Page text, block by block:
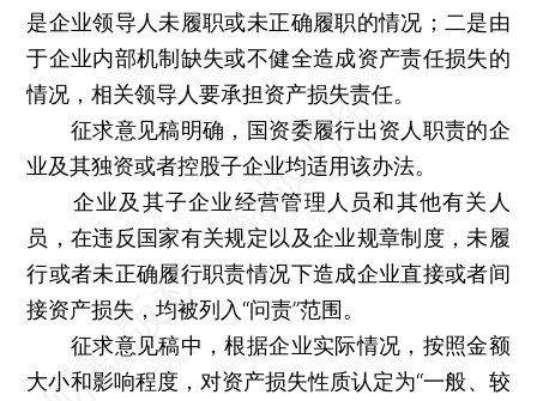
是企业领导人未履职或未正确履职的情况；二是由
于企业内部机制缺失或不健全造成资产责任损失的
情况，相关领导人要承担资产损失责任。
征求意见稿明确，国资委履行出资人职责的企
业及其独资或者控股子企业均适用该办法。
企业及其子企业经营管理人员和其他有关人
员，在违反国家有关规定以及企业规章制度，未履
行或者未正确履行职责情况下造成企业直接或者间
接资产损失，均被列入“问责”范围。
征求意见稿中，根据企业实际情况，按照金额
大小和影响程度，对资产损失性质认定为“一般、较